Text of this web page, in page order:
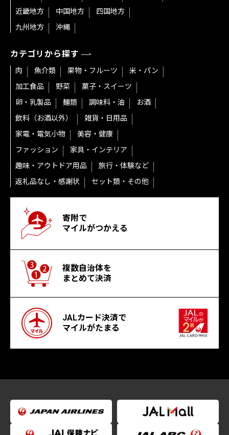
近畿地方
中国地方
四国地方
九州地方
沖縄
カテゴリから探す
肉 魚介類 果物・フルーツ
米・パン
加工食品
野菜
菓子・スイーツ
卵・乳製品
麺類 調味料・油
お酒
飲料（お酒以外）
雑貨・日用品
家電・電気小物
美容・健康
ファッション
家具・インテリア
趣味・アウトドア用品
旅行・体験など
返礼品なし・感謝状
セット類・その他
寄附で
マイルがつかえる
複数自治体を
まとめて決済
JALカード決済で
マイルがたまる